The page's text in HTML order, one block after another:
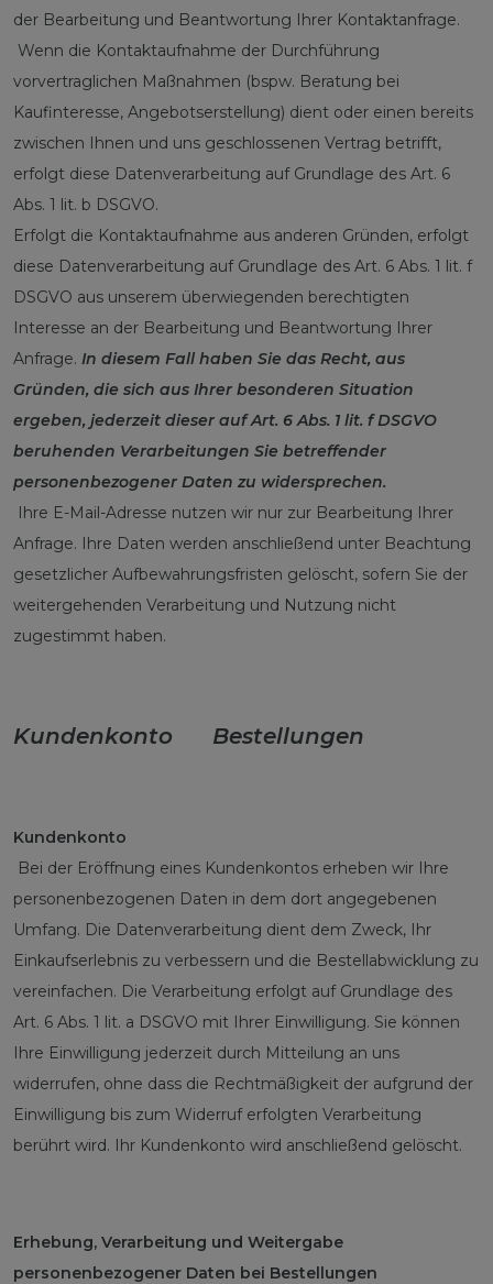
der Bearbeitung und Beantwortung Ihrer Kontaktanfrage.
Wenn die Kontaktaufnahme der Durchführung
vorvertraglichen Maßnahmen (bspw. Beratung bei
Kaufinteresse, Angebotserstellung) dient oder einen bereits
zwischen Ihnen und uns geschlossenen Vertrag betrifft,
erfolgt diese Datenverarbeitung auf Grundlage des Art. 6
Abs. 1 lit. b DSGVO.
Erfolgt die Kontaktaufnahme aus anderen Gründen, erfolgt
diese Datenverarbeitung auf Grundlage des Art. 6 Abs. 1 lit. f
DSGVO aus unserem überwiegenden berechtigten
Interesse an der Bearbeitung und Beantwortung Ihrer
Anfrage. In diesem Fall haben Sie das Recht, aus
Gründen, die sich aus Ihrer besonderen Situation
ergeben, jederzeit dieser auf Art. 6 Abs. 1 lit. f DSGVO
beruhenden Verarbeitungen Sie betreffender
personenbezogener Daten zu widersprechen.
Ihre E-Mail-Adresse nutzen wir nur zur Bearbeitung Ihrer
Anfrage. Ihre Daten werden anschließend unter Beachtung
gesetzlicher Aufbewahrungsfristen gelöscht, sofern Sie der
weitergehenden Verarbeitung und Nutzung nicht
zugestimmt haben.
Kundenkonto Bestellungen
Kundenkonto
Bei der Eröffnung eines Kundenkontos erheben wir Ihre
personenbezogenen Daten in dem dort angegebenen
Umfang. Die Datenverarbeitung dient dem Zweck, Ihr
Einkaufserlebnis zu verbessern und die Bestellabwicklung zu
vereinfachen. Die Verarbeitung erfolgt auf Grundlage des
Art. 6 Abs. 1 lit. a DSGVO mit Ihrer Einwilligung. Sie können
Ihre Einwilligung jederzeit durch Mitteilung an uns
widerrufen, ohne dass die Rechtmäßigkeit der aufgrund der
Einwilligung bis zum Widerruf erfolgten Verarbeitung
berührt wird. Ihr Kundenkonto wird anschließend gelöscht.
Erhebung, Verarbeitung und Weitergabe
personenbezogener Daten bei Bestellungen